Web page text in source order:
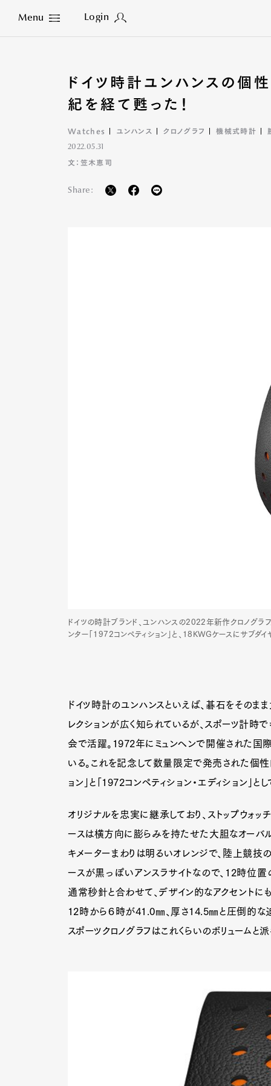
Menu Login
Close
ドイツ時計ユンハンスの個
紀を経て甦った！
Watches ユンハンス クロノグラフ 機械式時計
2022.05.31
文：笠木恵司
Share:
ドイツの時計ブランド、ユンハンスの2022年新作クロノグ
ンター「1972コンペティション」と、18KWGケースにサブダ
ドイツ時計のユンハンスといえば、碁石をそのまま
レクションが広く知られているが、スポーツ計
会で活躍。1972年にミュンヘンで開催された国
いる。これを記念して数量限定で発売された個
ョン」と「1972コンペティション・エディション」と
オリジナルを忠実に継承しており、ストップウォ
ースは横方向に膨らみを持たせた大胆なオーバ
キメーターまわりは明るいオレンジで、陸上競技
ースが黒っぽいアンスラサイトなので、12時位
通常秒針と合わせて、デザイン的なアクセントに
12時から６時が41.0㎜、厚さ14.5㎜と圧倒的な
スポーツクロノグラフはこれくらいのボリュームと